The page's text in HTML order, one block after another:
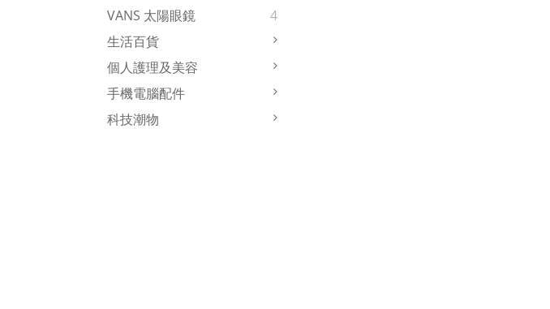
VANS 太陽眼鏡
4
生活百貨
個人護理及美容
手機電腦配件
科技潮物